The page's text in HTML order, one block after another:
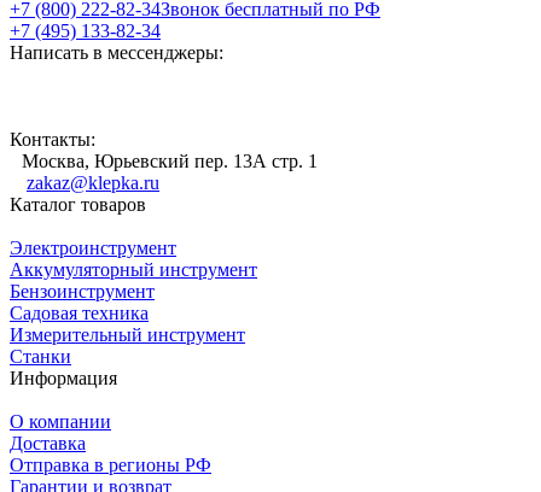
+7 (800) 222-82-34Звонок бесплатный по РФ
+7 (495) 133-82-34
Написать в мессенджеры:
Контакты:
Москва, Юрьевский пер. 13А стр. 1
zakaz@klepka.ru
Каталог товаров
Электроинструмент
Аккумуляторный инструмент
Бензоинструмент
Садовая техника
Измерительный инструмент
Станки
Информация
О компании
Доставка
Отправка в регионы РФ
Гарантии и возврат